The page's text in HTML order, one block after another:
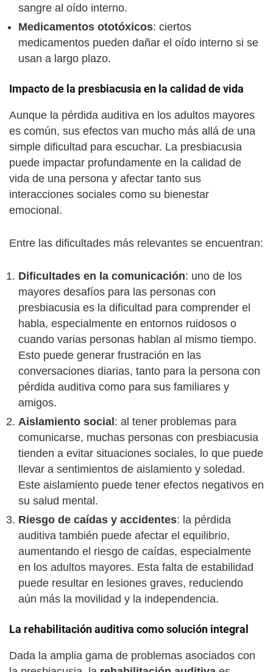
sangre al oído interno.
Medicamentos ototóxicos: ciertos
medicamentos pueden dañar el oído interno si se
usan a largo plazo.
Impacto de la presbiacusia en la calidad de vida
Aunque la pérdida auditiva en los adultos mayores
es común, sus efectos van mucho más allá de una
simple dificultad para escuchar. La presbiacusia
puede impactar profundamente en la calidad de
vida de una persona y afectar tanto sus
interacciones sociales como su bienestar
emocional.
Entre las dificultades más relevantes se encuentran:
Dificultades en la comunicación: uno de los
mayores desafíos para las personas con
presbiacusia es la dificultad para comprender el
habla, especialmente en entornos ruidosos o
cuando varias personas hablan al mismo tiempo.
Esto puede generar frustración en las
conversaciones diarias, tanto para la persona con
pérdida auditiva como para sus familiares y
amigos.
Aislamiento social : al tener problemas para
comunicarse, muchas personas con presbiacusia
tienden a evitar situaciones sociales, lo que puede
llevar a sentimientos de aislamiento y soledad.
Este aislamiento puede tener efectos negativos en
su salud mental.
Riesgo de caídas y accidentes: la pérdida
auditiva también puede afectar el equilibrio,
aumentando el riesgo de caídas, especialmente
en los adultos mayores. Esta falta de estabilidad
puede resultar en lesiones graves, reduciendo
aún más la movilidad y la independencia.
La rehabilitación auditiva como solución integral
Dada la amplia gama de problemas asociados con